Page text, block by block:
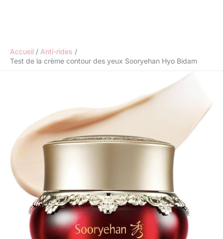
Accueil
Anti-rides
Test de la crème contour des yeux Sooryehan Hyo Bidam